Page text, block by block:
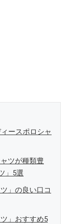
ースポロシャ
ツが種類豊
」5選
」の良い口コ
」おすすめ5